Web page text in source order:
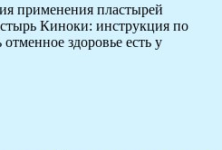
применения пластырей
Киноки: инструкция по
здоровье есть у